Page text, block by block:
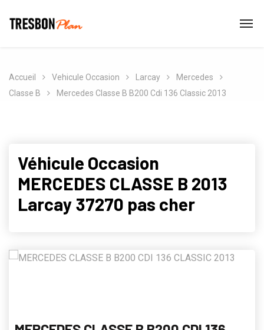
Accueil Vehicule Occasion Larcay
Mercedes
Classe B
Mercedes Classe B B200 Cdi 136 Classic 2013
Véhicule Occasion
MERCEDES CLASSE B 2013
Larcay 37270 pas cher